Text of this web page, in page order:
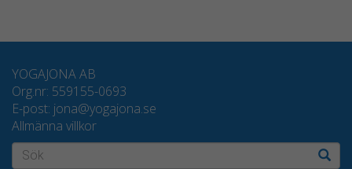
YOGAJONA AB
Org.nr: 559155-0693
E-post: jona@yogajona.se
Allmänna villkor
Sök
när du surfar
erbjudanden.